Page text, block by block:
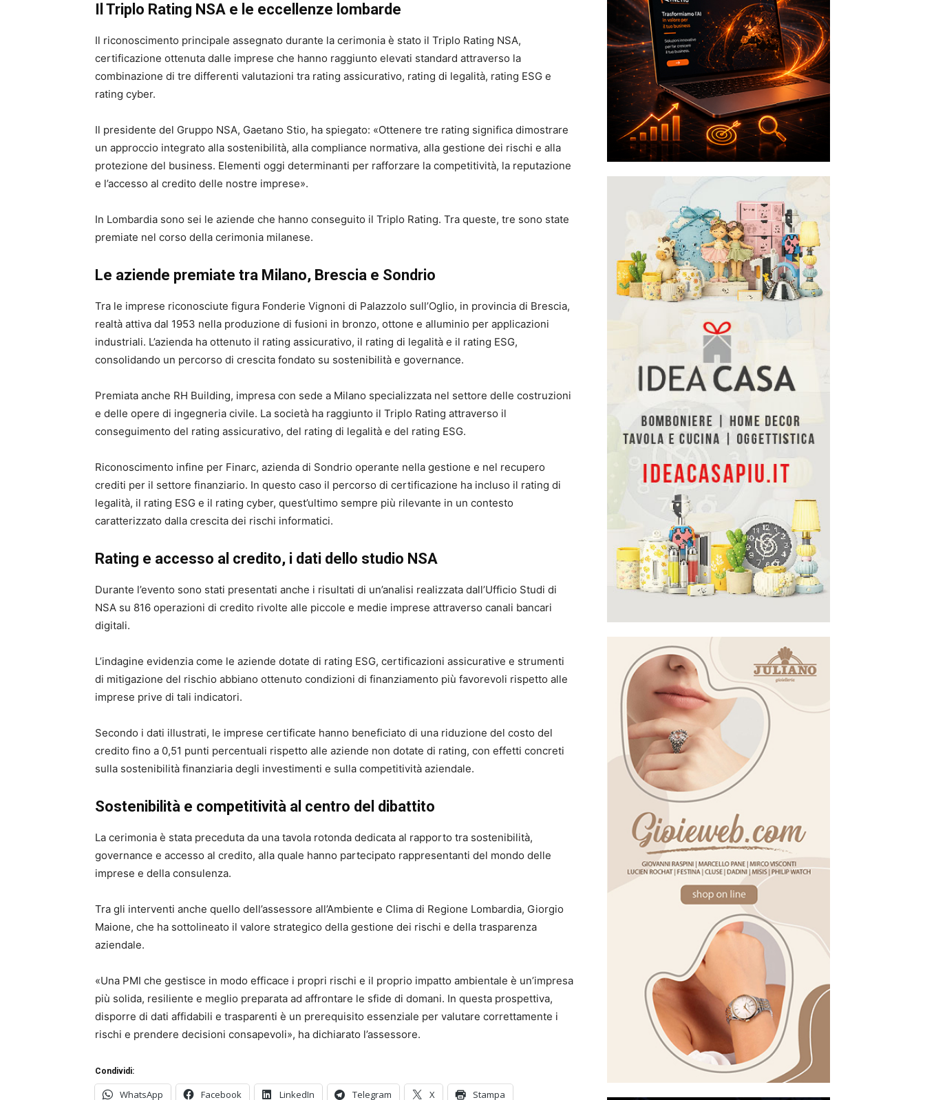
Il Triplo Rating NSA e le eccellenze lombarde
Il riconoscimento principale assegnato durante la cerimonia è stato il Triplo Rating NSA,
certificazione ottenuta dalle imprese che hanno raggiunto elevati standard attraverso la
combinazione di tre differenti valutazioni tra rating assicurativo, rating di legalità, rating ESG e
rating cyber.
Il presidente del Gruppo NSA, Gaetano Stio, ha spiegato: «Ottenere tre rating significa dimostrare
un approccio integrato alla sostenibilità, alla compliance normativa, alla gestione dei rischi e alla
protezione del business. Elementi oggi determinanti per rafforzare la competitività, la reputazione
e l’accesso al credito delle nostre imprese».
In Lombardia sono sei le aziende che hanno conseguito il Triplo Rating. Tra queste, tre sono state
premiate nel corso della cerimonia milanese.
Le aziende premiate tra Milano, Brescia e Sondrio
Tra le imprese riconosciute figura Fonderie Vignoni di Palazzolo sull’Oglio, in provincia di Brescia,
realtà attiva dal 1953 nella produzione di fusioni in bronzo, ottone e alluminio per applicazioni
industriali. L’azienda ha ottenuto il rating assicurativo, il rating di legalità e il rating ESG,
consolidando un percorso di crescita fondato su sostenibilità e governance.
Premiata anche RH Building, impresa con sede a Milano specializzata nel settore delle costruzioni
e delle opere di ingegneria civile. La società ha raggiunto il Triplo Rating attraverso il
conseguimento del rating assicurativo, del rating di legalità e del rating ESG.
Riconoscimento infine per Finarc, azienda di Sondrio operante nella gestione e nel recupero
crediti per il settore finanziario. In questo caso il percorso di certificazione ha incluso il rating di
legalità, il rating ESG e il rating cyber, quest’ultimo sempre più rilevante in un contesto
caratterizzato dalla crescita dei rischi informatici.
Rating e accesso al credito, i dati dello studio NSA
Durante l’evento sono stati presentati anche i risultati di un’analisi realizzata dall’Ufficio Studi di
NSA su 816 operazioni di credito rivolte alle piccole e medie imprese attraverso canali bancari
digitali.
L’indagine evidenzia come le aziende dotate di rating ESG, certificazioni assicurative e strumenti
di mitigazione del rischio abbiano ottenuto condizioni di finanziamento più favorevoli rispetto alle
imprese prive di tali indicatori.
Secondo i dati illustrati, le imprese certificate hanno beneficiato di una riduzione del costo del
credito fino a 0,51 punti percentuali rispetto alle aziende non dotate di rating, con effetti concreti
sulla sostenibilità finanziaria degli investimenti e sulla competitività aziendale.
Sostenibilità e competitività al centro del dibattito
La cerimonia è stata preceduta da una tavola rotonda dedicata al rapporto tra sostenibilità,
governance e accesso al credito, alla quale hanno partecipato rappresentanti del mondo delle
imprese e della consulenza.
Tra gli interventi anche quello dell’assessore all’Ambiente e Clima di Regione Lombardia, Giorgio
Maione, che ha sottolineato il valore strategico della gestione dei rischi e della trasparenza
aziendale.
«Una PMI che gestisce in modo efficace i propri rischi e il proprio impatto ambientale è un’impresa
più solida, resiliente e meglio preparata ad affrontare le sfide di domani. In questa prospettiva,
disporre di dati affidabili e trasparenti è un prerequisito essenziale per valutare correttamente i
rischi e prendere decisioni consapevoli», ha dichiarato l’assessore.
Condividi:
WhatsApp Facebook LinkedIn Telegram X Stampa